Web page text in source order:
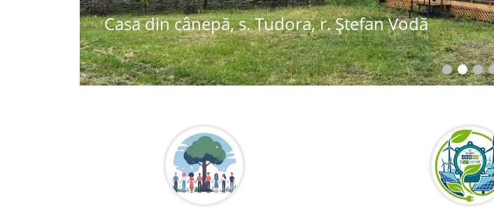
Casa din cânepă, s. Tudora, r. Ștefan Vodă